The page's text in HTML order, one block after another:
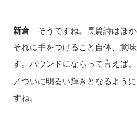
新倉 そうですね。長篇詩はほか
それに手をつけること自体、意
す。パウンドにならって言えば
／ついに明るい輝きとなるよう
すね。